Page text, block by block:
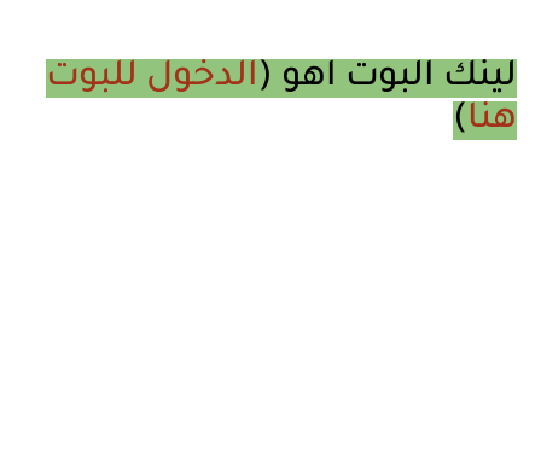
لينك البوت اهو (الدخول للبوت
هنا)